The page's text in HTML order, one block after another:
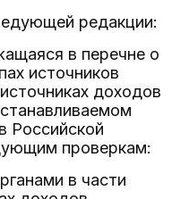
редакции:
в перечне о
источников
доходов
Российской
проверкам:
в части